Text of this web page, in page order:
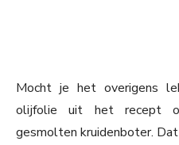
Mocht je het overigens
olijfolie uit het recept
gesmolten kruidenboter.